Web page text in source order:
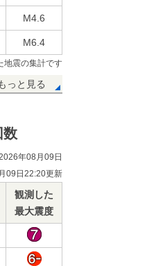
M4.6
M6.4
地震の集計です
っと見る
数
年08月09日
09日22:20更新
観測した
最大震度